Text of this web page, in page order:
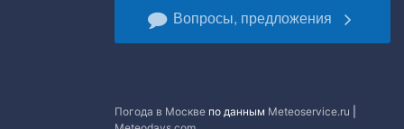
Вопросы, предложения
Погода в Москве по данным Meteoservice.ru